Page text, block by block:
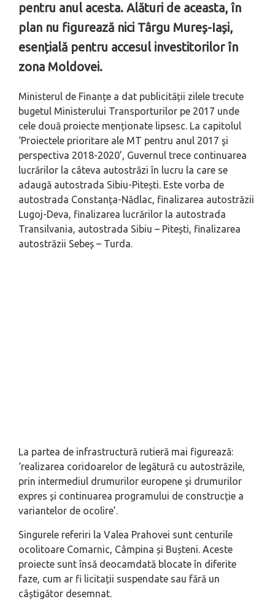
pentru anul acesta. Alături de aceasta, în
plan nu figurează nici Târgu Mureș-Iași,
esențială pentru accesul investitorilor în
zona Moldovei.
Ministerul de Finanțe a dat publicității zilele trecute
bugetul Ministerului Transporturilor pe 2017 unde
cele două proiecte menționate lipsesc. La capitolul
‘Proiectele prioritare ale MT pentru anul 2017 şi
perspectiva 2018-2020’, Guvernul trece continuarea
lucrărilor la câteva autostrăzi în lucru la care se
adaugă autostrada Sibiu-Pitești. Este vorba de
autostrada Constanța-Nădlac, finalizarea autostrăzii
Lugoj-Deva, finalizarea lucrărilor la autostrada
Transilvania, autostrada Sibiu – Pitești, finalizarea
autostrăzii Sebeș – Turda.
La partea de infrastructură rutieră mai figurează:
‘realizarea coridoarelor de legătură cu autostrăzile,
prin intermediul drumurilor europene şi drumurilor
expres și continuarea programului de construcție a
variantelor de ocolire’.
Singurele referiri la Valea Prahovei sunt centurile
ocolitoare Comarnic, Câmpina și Bușteni. Aceste
proiecte sunt însă deocamdată blocate în diferite
faze, cum ar fi licitații suspendate sau fără un
câștigător desemnat.